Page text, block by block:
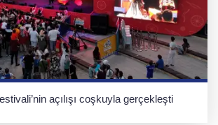
açılışı coşkuyla gerçekleşti